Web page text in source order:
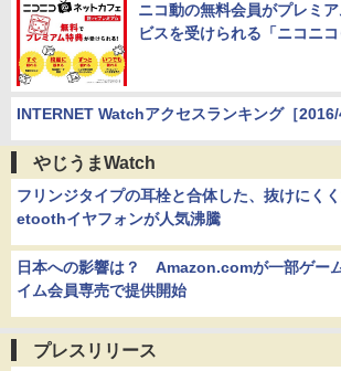
ニコ動の無料会員がプレミ
ビスを受けられる「ニコニコ
INTERNET Watchアクセスランキング［
やじうまWatch
フリンジタイプの耳栓と合体した、抜けにく
etoothイヤフォンが人気沸騰
日本への影響は？ Amazon.comが一部ゲー
イム会員専売で提供開始
プレスリリース